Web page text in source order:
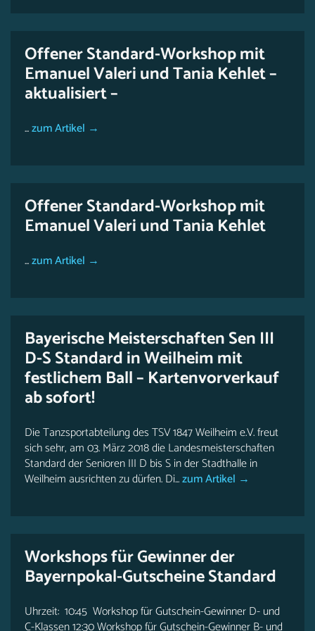
Offener Standard-Workshop mit
Emanuel Valeri und Tania Kehlet –
aktualisiert –
...zum Artikel →
Offener Standard-Workshop mit
Emanuel Valeri und Tania Kehlet
...zum Artikel →
Bayerische Meisterschaften Sen III
D-S Standard in Weilheim mit
festlichem Ball – Kartenvorverkauf
ab sofort!
Die Tanzsportabteilung des TSV 1847 Weilheim e.V. freut
sich sehr, am 03. März 2018 die Landesmeisterschaften
Standard der Senioren III D bis S in der Stadthalle in
Weilheim ausrichten zu dürfen. Di...zum Artikel →
Workshops für Gewinner der
Bayernpokal-Gutscheine Standard
Uhrzeit: 10:45 Workshop für Gutschein-Gewinner D- und
C-Klassen 12:30 Workshop für Gutschein-Gewinner B- und